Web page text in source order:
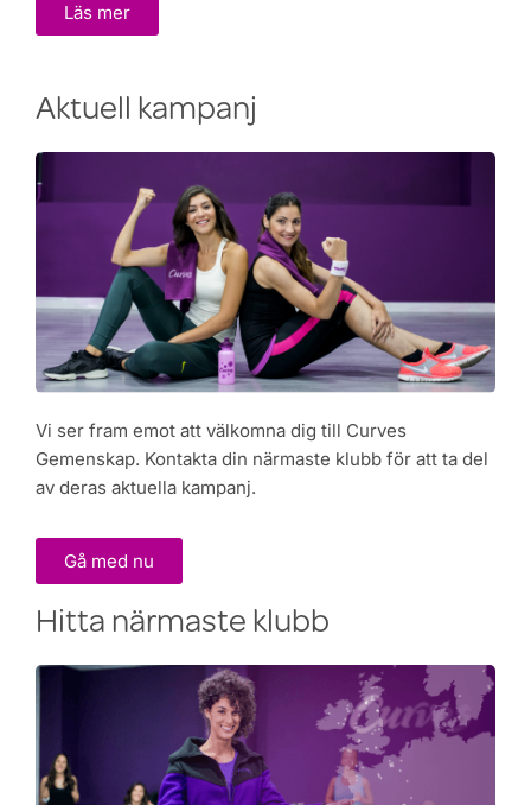
Läs mer
Aktuell kampanj
Vi ser fram emot att välkomna dig till Curves
Gemenskap. Kontakta din närmaste klubb för att ta del
av deras aktuella kampanj.
Gå med nu
Hitta närmaste klubb